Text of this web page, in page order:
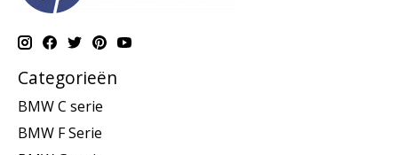
Categorieën
BMW C serie
BMW F Serie